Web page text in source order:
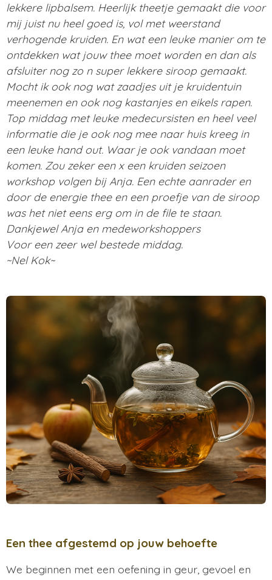
lekkere lipbalsem. Heerlijk theetje gemaakt die voor
mij juist nu heel goed is, vol met weerstand
verhogende kruiden. En wat een leuke manier om te
ontdekken wat jouw thee moet worden en dan als
afsluiter nog zo n super lekkere siroop gemaakt.
Mocht ik ook nog wat zaadjes uit je kruidentuin
meenemen en ook nog kastanjes en eikels rapen.
Top middag met leuke medecursisten en heel veel
informatie die je ook nog mee naar huis kreeg in
een leuke hand out. Waar je ook vandaan moet
komen. Zou zeker een x een kruiden seizoen
workshop volgen bij Anja. Een echte aanrader en
door de energie thee en een proefje van de siroop
was het niet eens erg om in de file te staan.
Dankjewel Anja en medeworkshoppers
Voor een zeer wel bestede middag.
~Nel Kok~
Een thee afgestemd op jouw behoefte
We beginnen met een oefening in geur, gevoel en